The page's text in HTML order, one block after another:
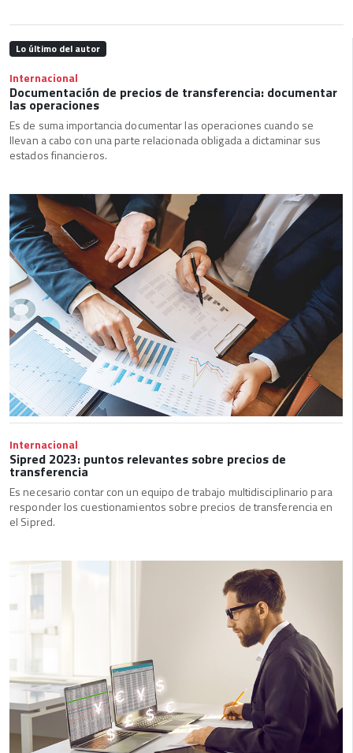
Lo último del autor
Internacional
Documentación de precios de transferencia: documentar
las operaciones
Es de suma importancia documentar las operaciones cuando se
llevan a cabo con una parte relacionada obligada a dictaminar sus
estados financieros.
Internacional
Sipred 2023: puntos relevantes sobre precios de
transferencia
Es necesario contar con un equipo de trabajo multidisciplinario para
responder los cuestionamientos sobre precios de transferencia en
el Sipred.